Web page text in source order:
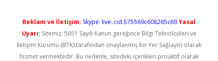
Reklam ve İletişim: Skype: live:.cid.575569c608265c69Yasal
Uyarı: Sitemiz, 5651 Sayılı Kanun gereğince Bilgi Teknolojileri ve
İletişim Kurumu (BTK) tarafından onaylanmış bir Yer Sağlayıcı olarak
hizmet vermektedir. Bu nedenle, sitedeki içerikleri proaktif olarak